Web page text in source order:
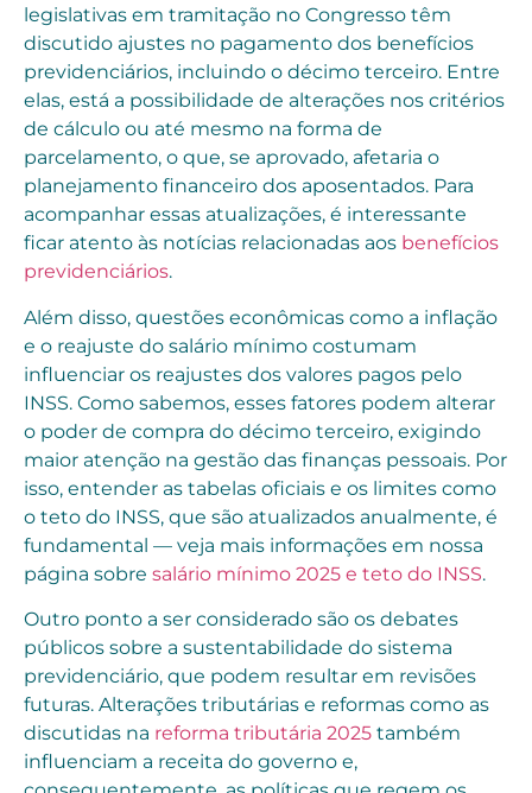
legislativas em tramitação no Congresso têm
discutido ajustes no pagamento dos benefícios
previdenciários, incluindo o décimo terceiro. Entre
elas, está a possibilidade de alterações nos critérios
de cálculo ou até mesmo na forma de
parcelamento, o que, se aprovado, afetaria o
planejamento financeiro dos aposentados. Para
acompanhar essas atualizações, é interessante
ficar atento às notícias relacionadas aos benefícios
previdenciários.
Além disso, questões econômicas como a inflação
e o reajuste do salário mínimo costumam
influenciar os reajustes dos valores pagos pelo
INSS. Como sabemos, esses fatores podem alterar
o poder de compra do décimo terceiro, exigindo
maior atenção na gestão das finanças pessoais. Por
isso, entender as tabelas oficiais e os limites como
o teto do INSS, que são atualizados anualmente, é
fundamental — veja mais informações em nossa
página sobre salário mínimo 2025 e teto do INSS.
Outro ponto a ser considerado são os debates
públicos sobre a sustentabilidade do sistema
previdenciário, que podem resultar em revisões
futuras. Alterações tributárias e reformas como as
discutidas na reforma tributária 2025 também
influenciam a receita do governo e,